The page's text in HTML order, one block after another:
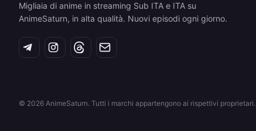
Migliaia di anime in streaming Sub ITA e ITA su
AnimeSaturn, in alta qualità. Nuovi episodi ogni giorno.
© 2026 AnimeSaturn. Tutti i marchi appartengono ai rispettivi proprietari.